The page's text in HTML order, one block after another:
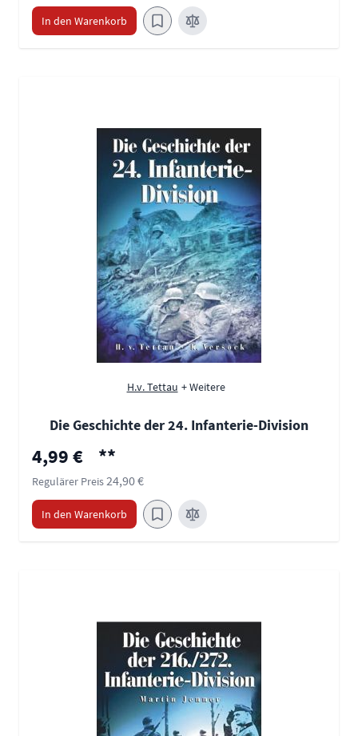
In den Warenkorb
H.v. Tettau + Weitere
Die Geschichte der 24. Infanterie-Division
Sonderpreis
4,99 € **
Regulärer Preis24,90 €
In den Warenkorb